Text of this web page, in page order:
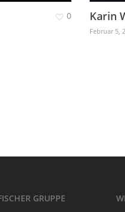
0 Karin
Februar 5,
GRUPPE